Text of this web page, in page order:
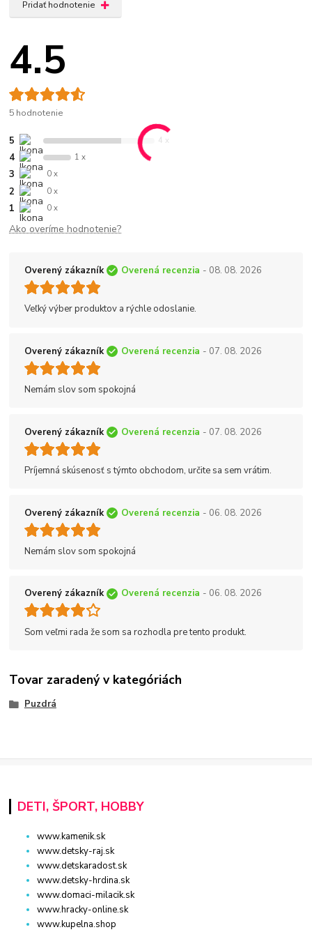
Pridať hodnotenie
4.5
5 hodnotenie
5 4 x
4 1 x
3 0 x
2 0 x
1 0 x
Ako overíme hodnotenie?
Overený zákazník Overená recenzia - 08. 08. 2026
Veľký výber produktov a rýchle odoslanie.
Overený zákazník Overená recenzia - 07. 08. 2026
Nemám slov som spokojná
Overený zákazník Overená recenzia - 07. 08. 2026
Príjemná skúsenosť s týmto obchodom, určite sa sem vrátim.
Overený zákazník Overená recenzia - 06. 08. 2026
Nemám slov som spokojná
Overený zákazník Overená recenzia - 06. 08. 2026
Som veľmi rada že som sa rozhodla pre tento produkt.
Tovar zaradený v kategóriách
Puzdrá
DETI, ŠPORT, HOBBY
www.kamenik.sk
www.detsky-raj.sk
www.detskaradost.sk
www.detsky-hrdina.sk
www.domaci-milacik.sk
www.hracky-online.sk
www.kupelna.shop